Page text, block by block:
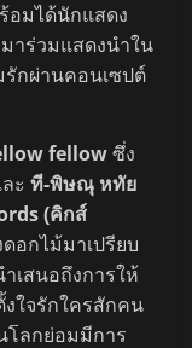
อมได้นักแสดง
าร่วมแสดงนำใน
รักผ่านคอนเซปต์
fellowซึ่ง
ละที-พิษณุ หทัย
(คิกส์
อกไม้มาเปรียบ
เสนอถึงการให้
ใจรักใครสักคน
โลกย่อมมีการ